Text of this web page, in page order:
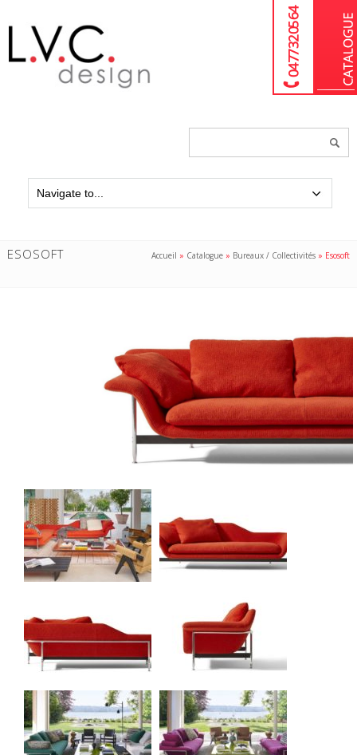
04 77 32 05 64
ESOSOFT Accueil » Catalogue » Bureaux / Collectivités » Esosoft